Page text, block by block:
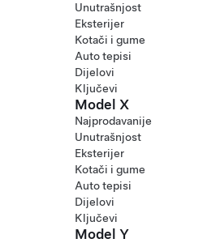
Unutrašnjost
Eksterijer
Kotači i gume
Auto tepisi
Dijelovi
Ključevi
Model X
Najprodavanije
Unutrašnjost
Eksterijer
Kotači i gume
Auto tepisi
Dijelovi
Ključevi
Model Y